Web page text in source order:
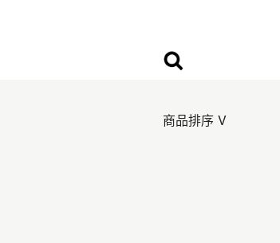
商品排序